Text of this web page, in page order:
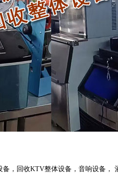
，回收KTV整体设备，音响设备，